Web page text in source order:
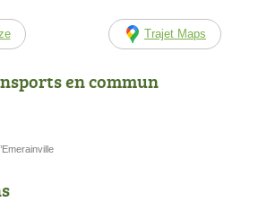
Trajet Maps
en commun